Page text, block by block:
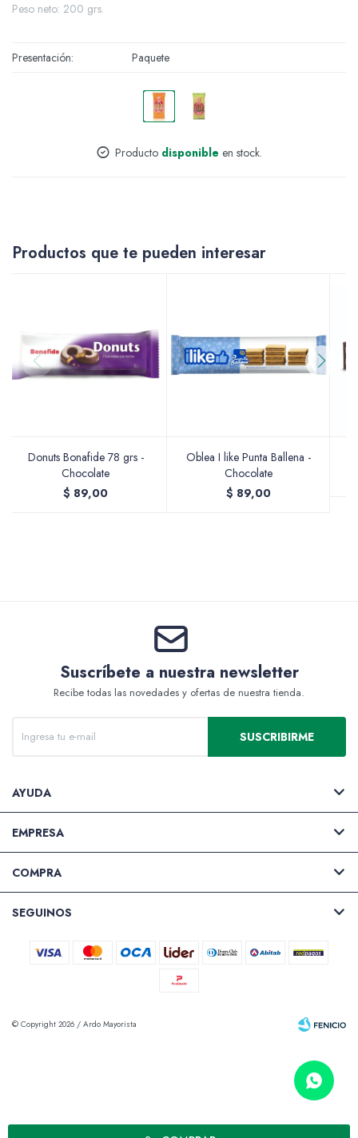
Peso neto: 200 grs.
Presentación Paquete
Producto disponible en stock.
Productos que te pueden interesar
Donuts Bonafide 78 grs -
Chocolate
$ 89,00
Oblea I like Punta Ballena -
Chocolate
$ 89,00
Suscríbete a nuestra newsletter
Recibe todas las novedades y ofertas de nuestra tienda.
SUSCRIBIRME
AYUDA
EMPRESA
COMPRA
SEGUINOS
© Copyright 2026 / Ardo Mayorista
Accesorios
Pinturas
Soportes Artísticos
Valijas y atriles